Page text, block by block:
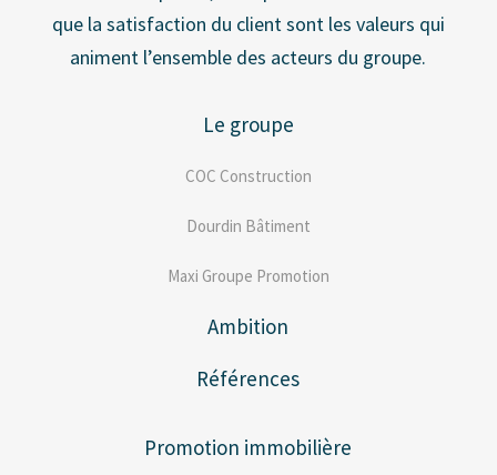
que la satisfaction du client sont les valeurs qui
animent l’ensemble des acteurs du groupe.
Le groupe
COC Construction
Dourdin Bâtiment
Maxi Groupe Promotion
Ambition
Références
Promotion immobilière